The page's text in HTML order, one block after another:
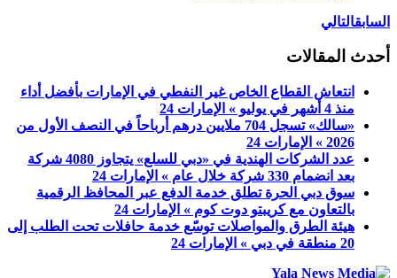
السابقالتالي
أحدث المقالات
انتعاش القطاع الخاص غير النفطي في الإمارات بأفضل أداء
منذ 4 أشهر في يوليو » الإمارات 24
«سالك» تسجل 704 ملايين درهم أرباحاً في النصف الأول من
2026 » الإمارات 24
عدد الشركات الهندية في «دبي للسلع» يتجاوز 4080 شركة
بعد انضمام 330 شركة خلال عام » الإمارات 24
سوق دبي الحرة تطلق خدمة الدفع عبر المحافظ الرقمية
بالتعاون مع كريبتو دوت كوم » الإمارات 24
هيئة الطرق والمواصلات توسّع خدمة حافلات تحت الطلب إلى
20 منطقة في دبي » الإمارات 24